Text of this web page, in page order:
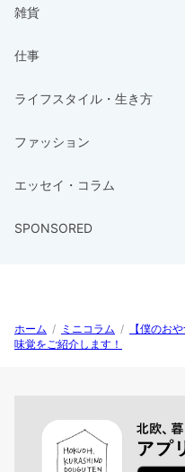
雑貨
仕事
ライフスタイル・生き方
ファッション
エッセイ・コラム
SPONSORED
ホーム / ミニコラム /
【僕のお
味覚をご紹介します！